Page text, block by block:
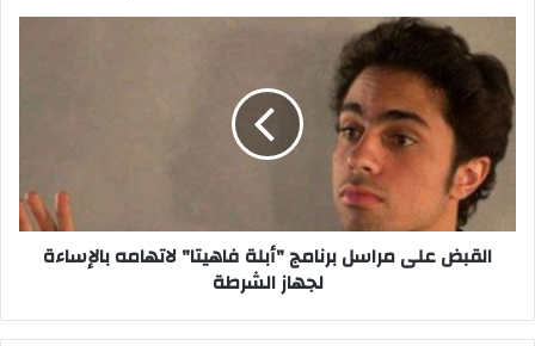
على
مراسل
برنامج
"أبلة
فاهيتا"
لاتهامه
بالإساءة
لجهاز
الشرطة
القبض على مراسل برنامج "أبلة فاهيتا" لاتهامه بالإساءة
لجهاز الشرطة